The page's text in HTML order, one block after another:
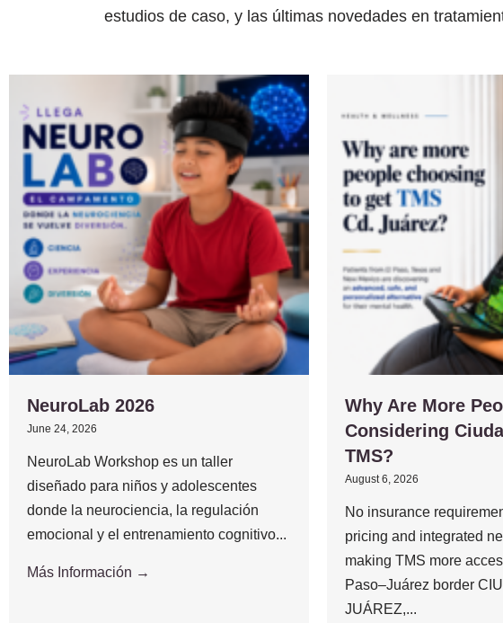
estudios de caso, y las últimas novedades en
NeuroLab 2026
June 24, 2026
NeuroLab Workshop es un taller
diseñado para niños y adolescentes
donde la neurociencia, la regulación
emocional y el entrenamiento cognitivo...
Más Información →
Why Are More
Considering
TMS?
August 6, 2026
No insurance
pricing and integrated
making TMS more
Paso–Juárez border
JUÁREZ,...